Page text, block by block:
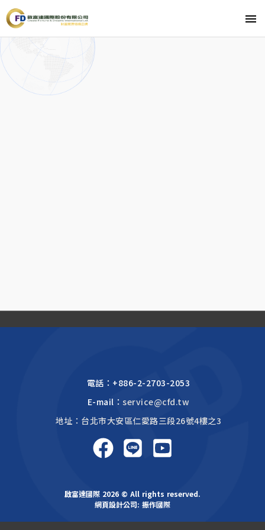
電話： +886-2-2703-2053
E-mail：service@cfd.tw
地址：台北市大安區仁愛路三段26號4樓之3
啟富達國際 2026 © All rights reserved.
網頁設計公司: 振作國際